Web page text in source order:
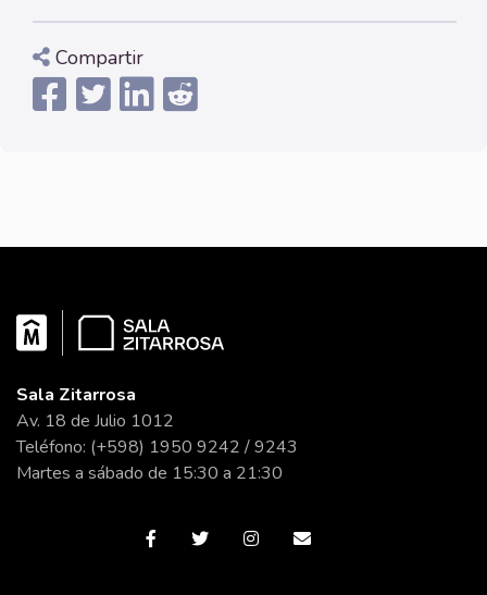
Compartir
Sala Zitarrosa
Av. 18 de Julio 1012
Teléfono: (+598) 1950 9242 / 9243
Martes a sábado de 15:30 a 21:30